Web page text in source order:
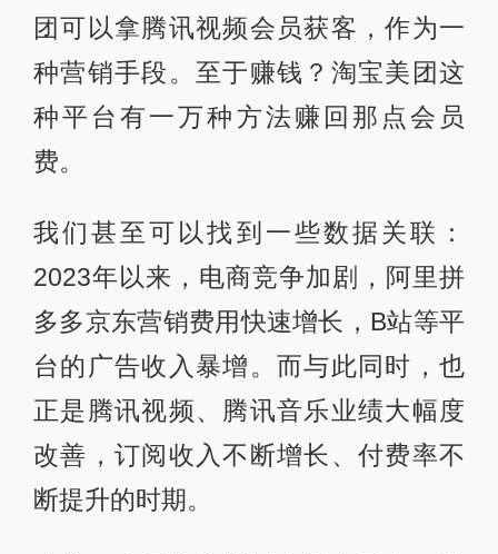
团可以拿腾讯视频会员获客，作为一
种营销手段。至于赚钱？淘宝美团这
种平台有一万种方法赚回那点会员
费。
我们甚至可以找到一些数据关联：
2023年以来，电商竞争加剧，阿里拼
多多京东营销费用快速增长，B站等平
台的广告收入暴增。而与此同时，也
正是腾讯视频、腾讯音乐业绩大幅度
改善，订阅收入不断增长、付费率不
断提升的时期。